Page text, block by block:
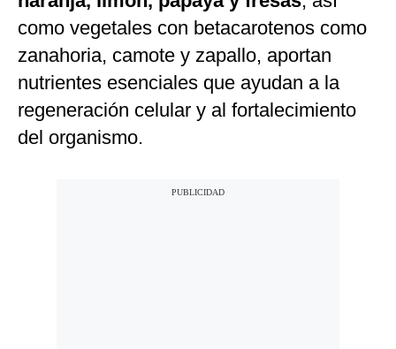
como vegetales con betacarotenos como
zanahoria, camote y zapallo, aportan
nutrientes esenciales que ayudan a la
regeneración celular y al fortalecimiento
del organismo.